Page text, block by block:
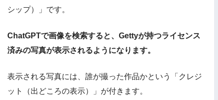
シップ）」です。
ChatGPTで画像を検索すると、Gettyが持つライセンス
済みの写真が表示されるようになります。
表示される写真には、誰が撮った作品かという「クレジ
ット（出どころの表示）」が付きます。